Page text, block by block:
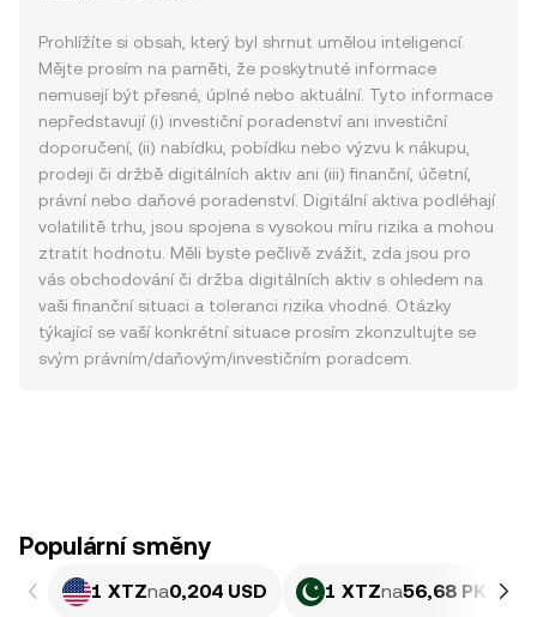
Prohlížíte si obsah, který byl shrnut umělou inteligencí.
Mějte prosím na paměti, že poskytnuté informace
nemusejí být přesné, úplné nebo aktuální. Tyto informace
nepředstavují (i) investiční poradenství ani investiční
doporučení, (ii) nabídku, pobídku nebo výzvu k nákupu,
prodeji či držbě digitálních aktiv ani (iii) finanční, účetní,
právní nebo daňové poradenství. Digitální aktiva podléhají
volatilitě trhu, jsou spojena s vysokou míru rizika a mohou
ztratit hodnotu. Měli byste pečlivě zvážit, zda jsou pro
vás obchodování či držba digitálních aktiv s ohledem na
vaši finanční situaci a toleranci rizika vhodné. Otázky
týkající se vaší konkrétní situace prosím zkonzultujte se
svým právním/daňovým/investičním poradcem.
Populární směny
1 XTZna0,204 USD 1 XTZna56,68 PKR